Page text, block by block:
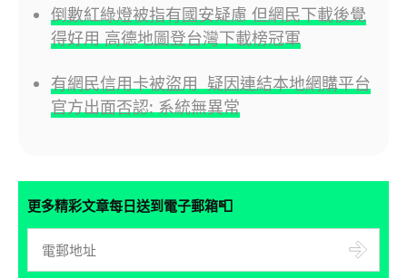
倒數紅綠燈被指有國安疑慮 但網民下載後覺
得好用 高德地圖登台灣下載榜冠軍
有網民信用卡被盜用 疑因連結本地網購平台
官方出面否認: 系統無異常
更多精彩文章每日送到電子郵箱📮